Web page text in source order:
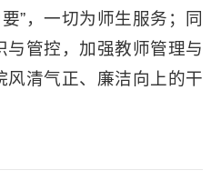
”，一切为师生服务；同
与管控，加强教师管理与
风清气正、廉洁向上的干